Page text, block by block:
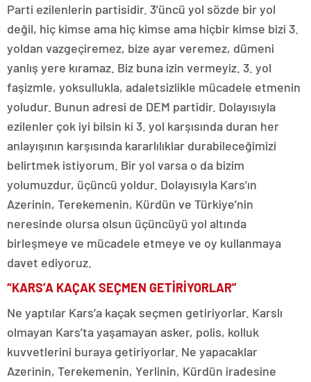
Parti ezilenlerin partisidir. 3’üncü yol sözde bir yol
değil, hiç kimse ama hiç kimse ama hiçbir kimse bizi 3.
yoldan vazgeçiremez, bize ayar veremez, dümeni
yanlış yere kıramaz. Biz buna izin vermeyiz. 3. yol
faşizmle, yoksullukla, adaletsizlikle mücadele etmenin
yoludur. Bunun adresi de DEM partidir. Dolayısıyla
ezilenler çok iyi bilsin ki 3. yol karşısında duran her
anlayışının karşısında kararlılıklar durabileceğimizi
belirtmek istiyorum. Bir yol varsa o da bizim
yolumuzdur, üçüncü yoldur. Dolayısıyla Kars’ın
Azerinin, Terekemenin, Kürdün ve Türkiye’nin
neresinde olursa olsun üçüncüyü yol altında
birleşmeye ve mücadele etmeye ve oy kullanmaya
davet ediyoruz.
“KARS’A KAÇAK SEÇMEN GETİRİYORLAR”
Ne yaptılar Kars’a kaçak seçmen getiriyorlar. Karslı
olmayan Kars’ta yaşamayan asker, polis, kolluk
kuvvetlerini buraya getiriyorlar. Ne yapacaklar
Azerinin, Terekemenin, Yerlinin, Kürdün iradesine